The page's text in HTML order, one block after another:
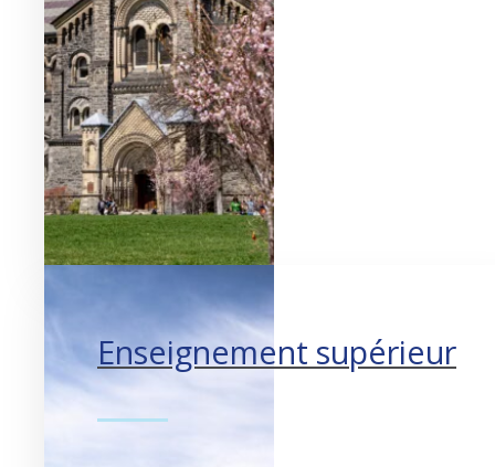
Enseignement supérieur